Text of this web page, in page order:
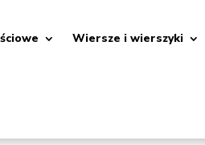
Wiersze i wierszyki